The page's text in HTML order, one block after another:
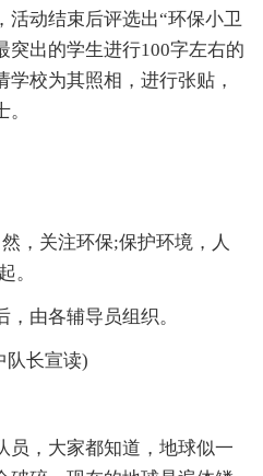
活动结束后评选出“环保小卫
突出的学生进行100字左右的
校为其照相，进行张贴，
关注环保;保护环境，人
。
由各辅导员组织。
长宣读)
，大家都知道，地球似一